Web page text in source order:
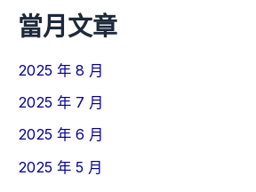
當月文章
2025 年 8 月
2025 年 7 月
2025 年 6 月
2025 年 5 月